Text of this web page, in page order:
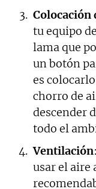
Colocación
tu equipo
lama que
un botón
es colocarlo
chorro de
descender
todo el
Ventilación
usar el aire